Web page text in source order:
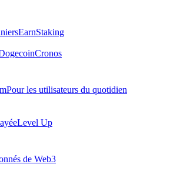
EarnStaking
Cronos
Pour les utilisateurs du quotidien
Level Up
de Web3